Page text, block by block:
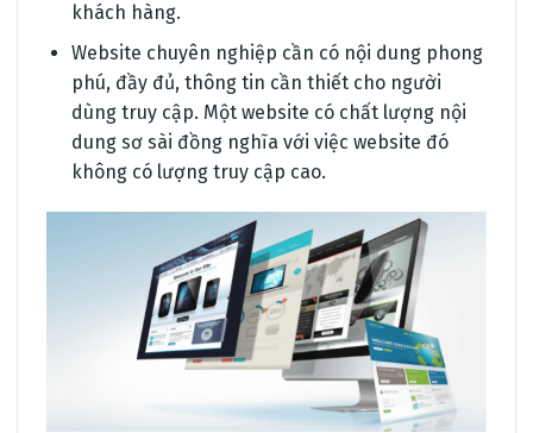
khách hàng.
Website chuyên nghiệp cần có nội dung phong
phú, đầy đủ, thông tin cần thiết cho người
dùng truy cập. Một website có chất lượng nội
dung sơ sài đồng nghĩa với việc website đó
không có lượng truy cập cao.